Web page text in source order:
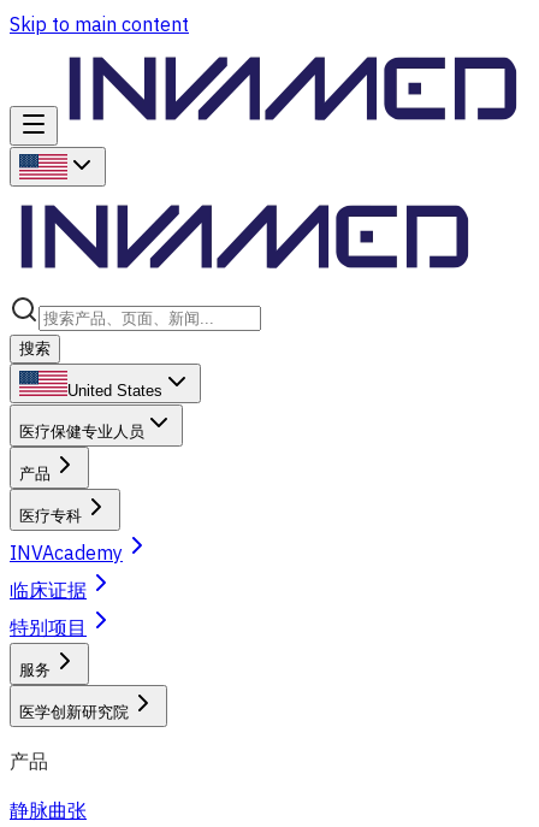
Skip to main content
搜索
United States
医疗保健专业人员
产品
医疗专科
INVAcademy
临床证据
特别项目
服务
医学创新研究院
产品
静脉曲张